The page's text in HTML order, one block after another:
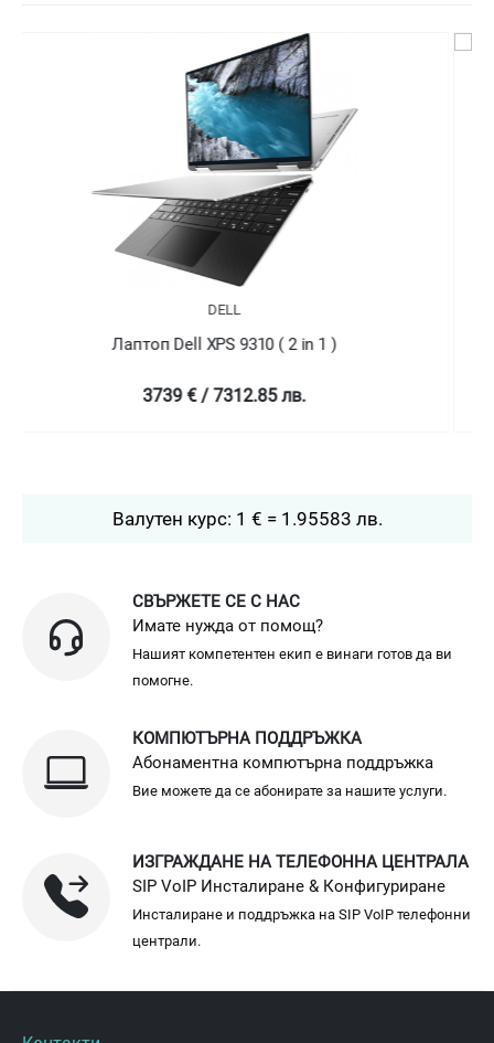
DELL
Лаптоп Dell XPS 9310 ( 2 in 1 )
4758.99 € / 9307.78 лв.
Валутен курс: 1 € = 1.95583 лв.
СВЪРЖЕТЕ СЕ С НАС
Имате нужда от помощ?
Нашият компетентен екип е винаги готов да ви
помогне.
КОМПЮТЪРНА ПОДДРЪЖКА
Абонаментна компютърна поддръжка
Вие можете да се абонирате за нашите услуги.
ИЗГРАЖДАНЕ НА ТЕЛЕФОННА ЦЕНТРАЛА
SIP VoIP Инсталиране & Конфигуриране
Инсталиране и поддръжка на SIP VoIP телефонни
централи.